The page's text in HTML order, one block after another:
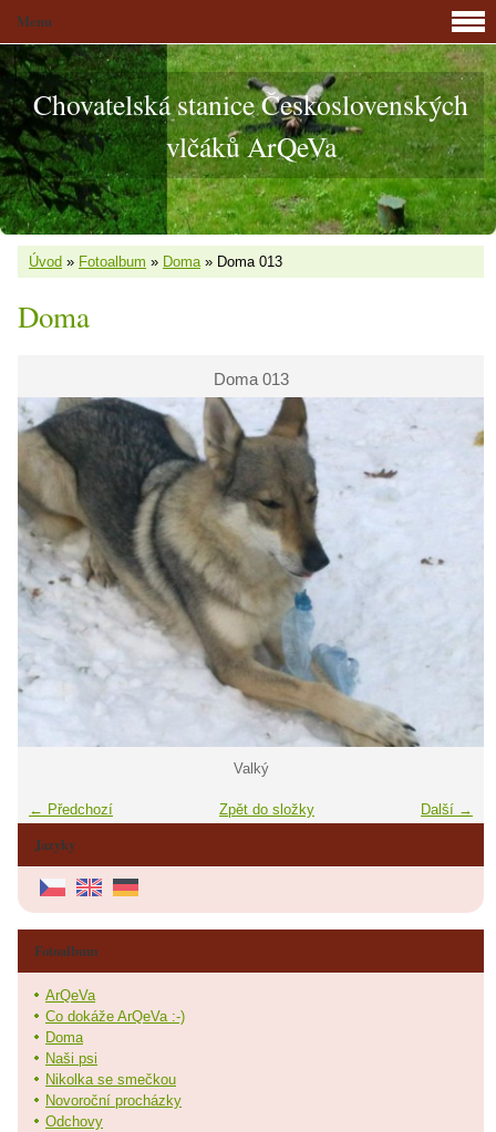
Chovatelská stanice Československých
vlčáků ArQeVa
Úvod » Fotoalbum » Doma» Doma 013
Doma
Doma 013
Valký
← Předchozí Další →
Zpět do složky
Jazyky
Menu
Fotoalbum
ArQeVa
Co dokáže ArQeVa :-)
Doma
Naši psi
Nikolka se smečkou
Novoroční procházky
Odchovy